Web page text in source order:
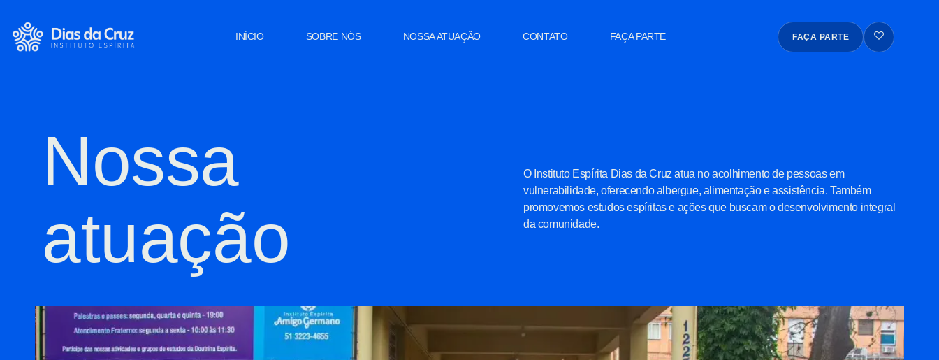
INÍCIO SOBRE NÓS NOSSA ATUAÇÃO CONTATO FAÇA PARTE FAÇA PARTE
Nossa
atuação
O Instituto Espírita Dias da Cruz atua no acolhimento de pessoas em
vulnerabilidade, oferecendo albergue, alimentação e assistência. Também
promovemos estudos espíritas e ações que buscam o desenvolvimento integral
da comunidade.